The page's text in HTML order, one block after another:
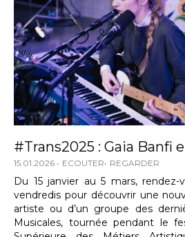
#Trans2025 : Gaia Banfi
15.01.2026 ECOUTER REGARDER
Du 15 janvier au 5 mars,
vendredis pour découvrir une
artiste ou d’un groupe des
Musicales, tournée pendant le